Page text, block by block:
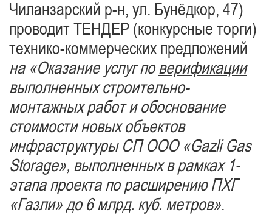
Чиланзарский р-н, ул. Бунёдкор, 47)
проводит ТЕНДЕР (конкурсные торги)
технико-коммерческих предложений
на «Оказание услуг поверификации
выполненных строительно-
монтажных работ и обоснование
стоимости новых объектов
инфраструктуры СП ООО «Gazli Gas
Storage», выполненных в рамках 1-
этапа проекта по расширению ПХГ
«Газли» до 6 млрд. куб. метров».